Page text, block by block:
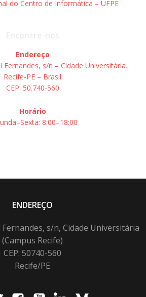
do Centro de Informática – UFPE
Endereço
Fernandes, s/n – Cidade Universitária.
Recife-PE – Brasil
CEP: 50.740-560
Horário
8:00–18:00
ENDEREÇO
s/n, Cidade Universitária
(Campus Recife)
CEP: 50740-560
Recife/PE